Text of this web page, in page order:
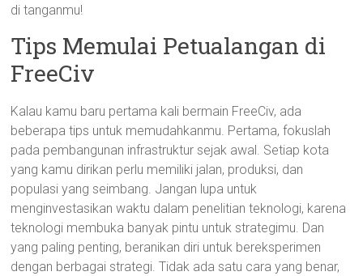
di tanganmu!
Tips Memulai Petualangan di
FreeCiv
Kalau kamu baru pertama kali bermain FreeCiv, ada
beberapa tips untuk memudahkanmu. Pertama, fokuslah
pada pembangunan infrastruktur sejak awal. Setiap kota
yang kamu dirikan perlu memiliki jalan, produksi, dan
populasi yang seimbang. Jangan lupa untuk
menginvestasikan waktu dalam penelitian teknologi, karena
teknologi membuka banyak pintu untuk strategimu. Dan
yang paling penting, beranikan diri untuk bereksperimen
dengan berbagai strategi. Tidak ada satu cara yang benar,